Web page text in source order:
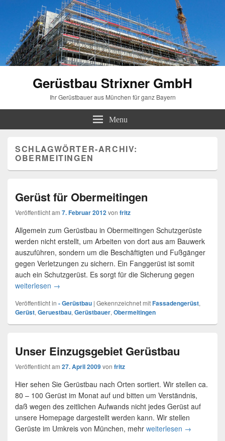
Gerüstbau Strixner GmbH
Ihr Gerüstbauer aus München für ganz Bayern
Menu
SCHLAGWÖRTER-ARCHIV:
OBERMEITINGEN
Gerüst für Obermeitingen
Veröffentlicht am 7. Februar 2012von fritz
Allgemein zum Gerüstbau in Obermeitingen Schutzgerüste
werden nicht erstellt, um Arbeiten von dort aus am Bauwerk
auszuführen, sondern um die Beschäftigten und Fußgänger
gegen Verletzungen zu sichern. Ein Fanggerüst ist somit
auch ein Schutzgerüst. Es sorgt für die Sicherung gegen
weiterlesen Gerüst für Obermeitingen
→
Veröffentlicht in - Gerüstbau | Gekennzeichnet mitFassadengerüst,
Gerüst, Geruestbau, Gerüstbauer, Obermeitingen
Unser Einzugsgebiet Gerüstbau
Veröffentlicht am 27. April 2009von fritz
Hier sehen Sie Gerüstbau nach Orten sortiert. Wir stellen ca.
80 – 100 Gerüst im Monat auf und bitten um Verständnis,
daß wegen des zeitlichen Aufwands nicht jedes Gerüst auf
unsere Homepage dargestellt werden kann. Wir stellen
Gerüste im Umkreis von München, mehr weiterlesen Unser
→